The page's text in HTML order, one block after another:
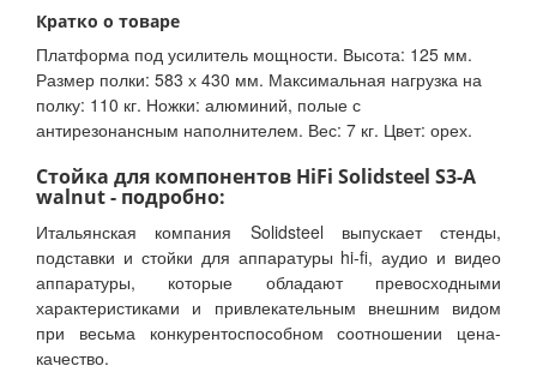
Кратко о товаре
Платформа под усилитель мощности. Высота: 125 мм.
Размер полки: 583 х 430 мм. Максимальная нагрузка на
полку: 110 кг. Ножки: алюминий, полые с
антирезонансным наполнителем. Вес: 7 кг. Цвет: орех.
Стойка для компонентов HiFi Solidsteel S3-A
walnut - подробно:
Итальянская компания Solidsteel выпускает стенды,
подставки и стойки для аппаратуры hi-fi, аудио и видео
аппаратуры, которые обладают превосходными
характеристиками и привлекательным внешним видом
при весьма конкурентоспособном соотношении цена-
качество.